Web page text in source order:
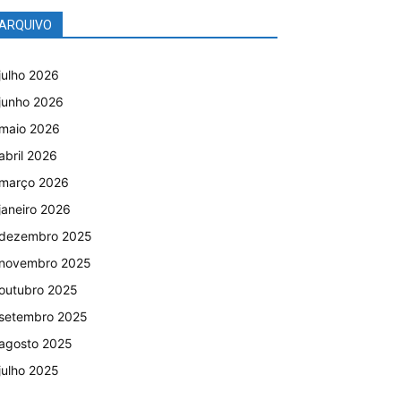
2026
2026
2026
2026
2026
2026
2025
2025
2025
2025
2025
2025